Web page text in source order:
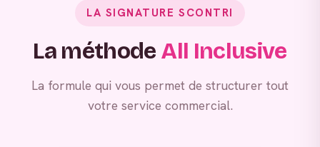
LA SIGNATURE SCONTRI
La méthode All Inclusive
La formule qui vous permet de structurer tout
votre service commercial.